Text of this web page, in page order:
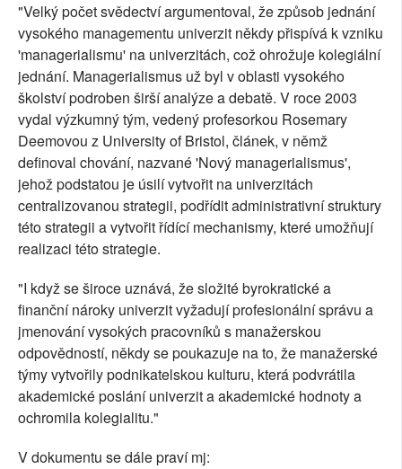
"Velký počet svědectví argumentoval, že způsob jednání
vysokého managementu univerzit někdy přispívá k vzniku
'managerialismu' na univerzitách, což ohrožuje kolegiální
jednání. Managerialismus už byl v oblasti vysokého
školství podroben širší analýze a debatě. V roce 2003
vydal výzkumný tým, vedený profesorkou Rosemary
Deemovou z University of Bristol, článek, v němž
definoval chování, nazvané 'Nový managerialismus',
jehož podstatou je úsilí vytvořit na univerzitách
centralizovanou strategii, podřídit administrativní struktury
této strategii a vytvořit řídící mechanismy, které umožňují
realizaci této strategie.
"I když se široce uznává, že složité byrokratické a
finanční nároky univerzit vyžadují profesionální správu a
jmenování vysokých pracovníků s manažerskou
odpovědností, někdy se poukazuje na to, že manažerské
týmy vytvořily podnikatelskou kulturu, která podvrátila
akademické poslání univerzit a akademické hodnoty a
ochromila kolegialitu."
V dokumentu se dále praví mj: